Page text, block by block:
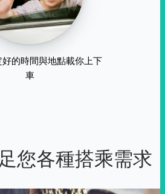
的時間與地點載你上下
車
您各種搭乘需求